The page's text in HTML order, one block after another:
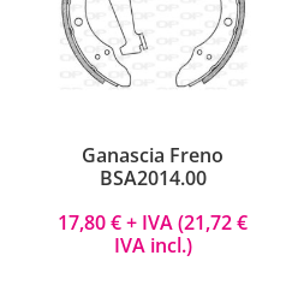
Ganascia Freno
BSA2014.00
17,80€+ IVA (21,72€
IVA incl.)